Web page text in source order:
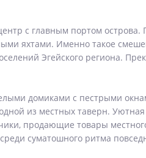
с главным портом острова.
яхтами. Именно такое
Эгейского региона.
домиками с пестрыми
из местных таверн.
продающие товары
суматошного ритма